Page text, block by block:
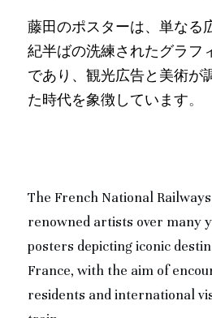
藤田のポスターは、単なる
紀半ばの洗練されたグラフ
であり、観光広告と美術が
た時代を象徴しています。
The French National
renowned artists over many
posters depicting iconic
France, with the aim of
residents and international